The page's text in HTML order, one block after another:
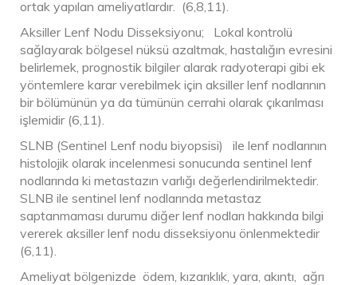
ortak yapılan ameliyatlardır. (6,8,11).
Aksiller Lenf Nodu Disseksiyonu; Lokal kontrolü
sağlayarak bölgesel nüksü azaltmak, hastalığın evresini
belirlemek, prognostik bilgiler alarak radyoterapi gibi ek
yöntemlere karar verebilmek için aksiller lenf nodlarının
bir bölümünün ya da tümünün cerrahi olarak çıkarılması
işlemidir (6,11).
SLNB (Sentinel Lenf nodu biyopsisi) ile lenf nodlarının
histolojik olarak incelenmesi sonucunda sentinel lenf
nodlarında ki metastazın varlığı değerlendirilmektedir.
SLNB ile sentinel lenf nodlarında metastaz
saptanmaması durumu diğer lenf nodları hakkında bilgi
vererek aksiller lenf nodu disseksiyonu önlenmektedir
(6,11).
Ameliyat bölgenizde ödem, kızarıklık, yara, akıntı, ağrı